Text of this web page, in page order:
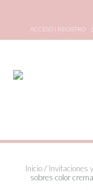
ACCESO | REGISTRO
Inicio/ Invitaciones
sobres color